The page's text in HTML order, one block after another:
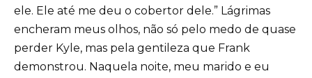
ele. Ele até me deu o cobertor dele.” Lágrimas
encheram meus olhos, não só pelo medo de quase
perder Kyle, mas pela gentileza que Frank
demonstrou. Naquela noite, meu marido e eu